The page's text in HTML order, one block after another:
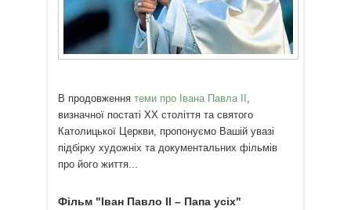
В продовження теми про Івана Павла ІІ
визначної постаті ХХ століття та святого
Католицької Церкви, пропонуємо Вашій увазі
підбірку художніх та документальних фільмів
про його життя...
Фільм "Іван Павло ІІ – Папа усіх"